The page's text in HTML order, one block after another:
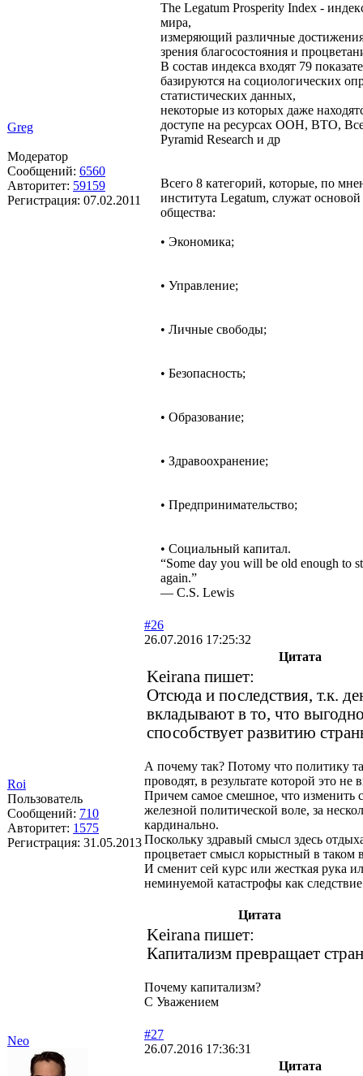
Greg
Модератор
Сообщений: 6560
Авторитет: 59159
Регистрация: 07.02.2011
The Legatum Prosperity Index -
мира,
измеряющий различные
зрения благосостояния и
В состав индекса входят 79
базируются на социологических
статистических данных,
некоторые из которых даже
доступе на ресурсах ООН, ВТО,
Pyramid Research и др
Всего 8 категорий, которые, по
института Legatum, служат
общества:
• Экономика;
• Управление;
• Личные свободы;
• Безопасность;
• Образование;
• Здравоохранение;
• Предпринимательство;
• Социальный капитал.
“Some day you will be old enough to
again.”
― C.S. Lewis
Roi
Пользователь
Сообщений: 710
Авторитет: 1575
Регистрация: 31.05.2013
#26
26.07.2016 17:25:32
Цитата
Keirana пишет:
Отсюда и последствия, т.к.
вкладывают в то, что
способствует развитию
А почему так? Потому что политику
проводят, в результате которой это не
Причем самое смешное, что изменить
железной политической воле, за
кардинально.
Поскольку здравый смысл здесь
процветает смысл корыстный в таком
И сменит сей курс или жесткая рука
неминуемой катастрофы как
Цитата
Keirana пишет:
Капитализм превращает
Почему капитализм?
С Уважением
Neo
#27
26.07.2016 17:36:31
Цитата